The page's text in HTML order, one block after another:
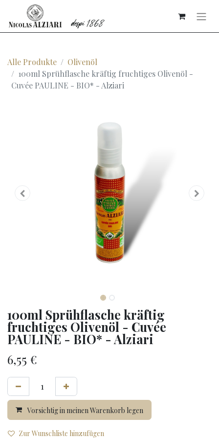
Alle Produkte
Olivenöl
100ml Sprühflasche kräftig fruchtiges Olivenöl -
Cuvée PAULINE - BIO* - Alziari
100ml Sprühflasche kräftig
fruchtiges Olivenöl - Cuvée
PAULINE - BIO* - Alziari
6,55 €
Vorsichtig in meinen Warenkorb legen
Zur Wunschliste hinzufügen